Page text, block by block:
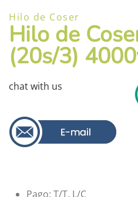
Hilo de Coser
Hilo de
(20s/3)
chat with us
Pago: T/T, L/C